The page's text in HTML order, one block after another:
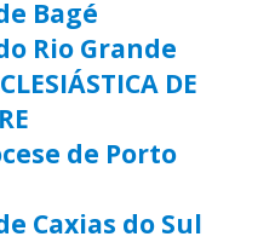
Bagé
Rio Grande
DE
de Porto
Caxias do Sul